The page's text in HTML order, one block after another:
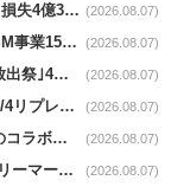
はるやまnews｜第1Q売上高71億円1.4％減･経常損失4億3800万円 (2026.08.07)
バローnews｜第１Q営業収益2434億円9.9％増/SM事業15.5％増と絶好調 (2026.08.07)
島忠news｜展示品家具が最大50％オフ｢倉庫大放出祭｣4店舗限定で開催 (2026.08.07)
ロフトnews｜新生｢モマ デザインストア 京都｣9/4リプレイスオープン (2026.08.07)
ハンズnews｜創業50周年記念･ムロツヨシ氏とのコラボ企画｢ムロハンズ｣開催 (2026.08.07)
関西フードマーケットnews｜関西スーパーデイリーマート蒲生店8/7改装 (2026.08.07)